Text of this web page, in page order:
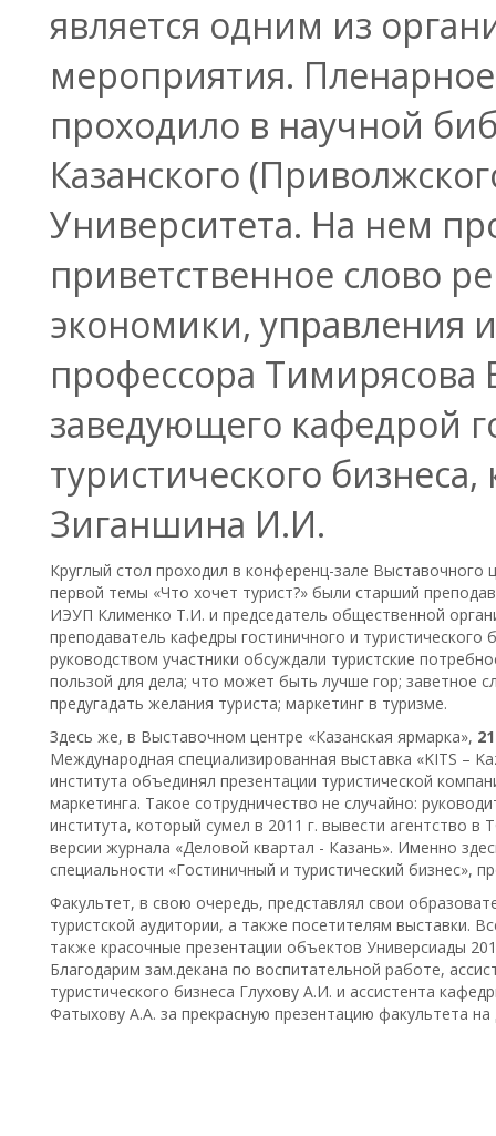
является одним из
мероприятия.
проходило в научной
Казанского
Университета. На нем
приветственное слово
экономики, управления
профессора Тимирясова
заведующего кафедрой
туристического бизнеса,
Зиганшина И.И.
Круглый стол проходил в конференц-зале Выставочного
первой темы «Что хочет турист?» были старший
ИЭУП Клименко Т.И. и председатель общественной
преподаватель кафедры гостиничного и
руководством участники обсуждали туристские
пользой для дела; что может быть лучше гор; заветное
предугадать желания туриста; маркетинг в туризме.
Здесь же, в Выставочном центре «Казанская ярмарка»,
Международная специализированная выставка «KITS –
института объединял презентации туристической
маркетинга. Такое сотрудничество не случайно:
института, который сумел в 2011 г. вывести агентство в
версии журнала «Деловой квартал - Казань». Именно
специальности «Гостиничный и туристический бизнес»,
Факультет, в свою очередь, представлял свои
туристской аудитории, а также посетителям выставки.
также красочные презентации объектов Универсиады
Благодарим зам.декана по воспитательной работе,
туристического бизнеса Глухову А.И. и ассистента
Фатыхову А.А. за прекрасную презентацию факультета